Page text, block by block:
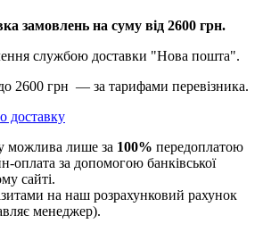
замовлень на суму від 2600 грн.
службою доставки "Нова пошта".
2600 грн — за тарифами перевізника.
доставку
можлива лише за 100% передоплатою
оплата за допомогою банківської
сайті.
на наш розрахунковий рахунок
менеджер).